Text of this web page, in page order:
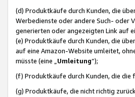
(d) Produktkäufe durch Kunden, die
Werbedienste oder andere Such- oder
generierten oder angezeigten Link auf
(e) Produktkäufe durch Kunden, die
auf eine Amazon-Website umleitet,
müsste (eine „ Umleitung“);
(f) Produktkäufe durch Kunden, die
(g) Produktkäufe, die nicht richtig